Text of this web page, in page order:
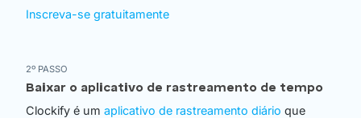
Inscreva-se gratuitamente
2º PASSO
Baixar o aplicativo de rastreamento de tempo
Clockify é um aplicativo de rastreamento diário que